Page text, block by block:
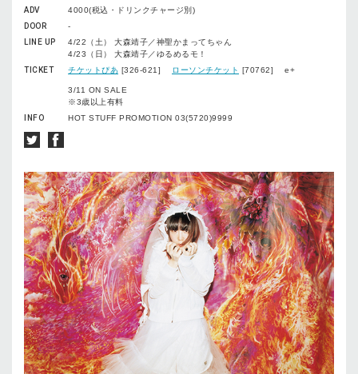
ADV
4000(税込・ドリンクチャージ別)
DOOR
-
LINE UP
4/22（土） 大森靖子／神聖かまってちゃん
4/23（日） 大森靖子／ゆるめるモ！
TICKET
チケットぴあ [326-621] ローソンチケット [70762] e+
3/11 ON SALE
※3歳以上有料
INFO
HOT STUFF PROMOTION 03(5720)9999